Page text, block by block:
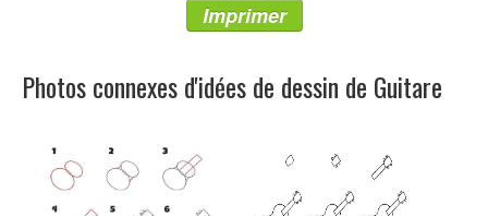
Imprimer
Photos connexes d'idées de dessin de Guitare